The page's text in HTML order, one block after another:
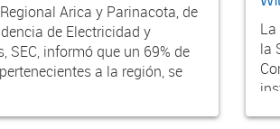
Arica y Parinacota, de
de Electricidad y
SEC, informó que un 69% de
a la región, se
la